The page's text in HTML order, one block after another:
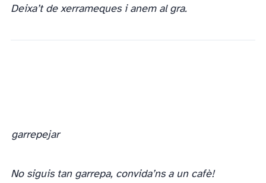
Deixa’t de xerrameques i anem al gra.
garrepejar
No siguis tan garrepa, convida’ns a un cafè!